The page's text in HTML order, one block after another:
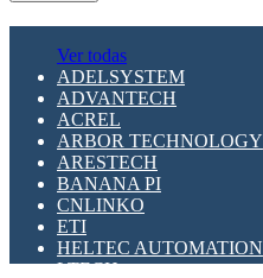
Ver todas
ADELSYSTEM
ADVANTECH
ACREL
ARBOR TECHNOLOGY
ARESTECH
BANANA PI
CNLINKO
ETI
HELTEC AUTOMATION
LTECH